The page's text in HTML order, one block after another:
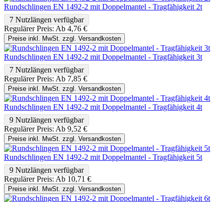
Rundschlingen EN 1492-2 mit Doppelmantel - Tragfähigkeit 2t
7 Nutzlängen verfügbar
Regulärer Preis: Ab 4,76 €
Preise inkl. MwSt. zzgl. Versandkosten
Rundschlingen EN 1492-2 mit Doppelmantel - Tragfähigkeit 3t
7 Nutzlängen verfügbar
Regulärer Preis: Ab 7,85 €
Preise inkl. MwSt. zzgl. Versandkosten
Rundschlingen EN 1492-2 mit Doppelmantel - Tragfähigkeit 4t
9 Nutzlängen verfügbar
Regulärer Preis: Ab 9,52 €
Preise inkl. MwSt. zzgl. Versandkosten
Rundschlingen EN 1492-2 mit Doppelmantel - Tragfähigkeit 5t
9 Nutzlängen verfügbar
Regulärer Preis: Ab 10,71 €
Preise inkl. MwSt. zzgl. Versandkosten